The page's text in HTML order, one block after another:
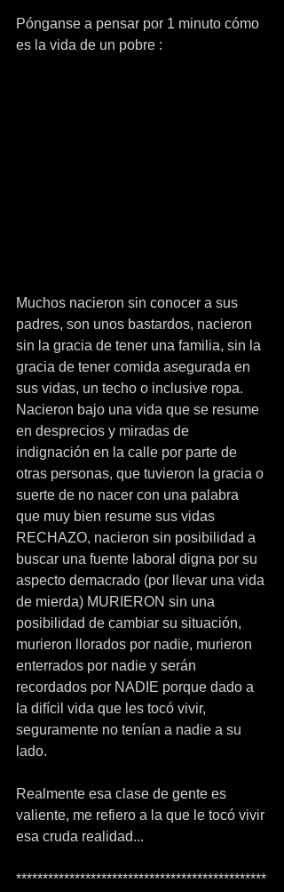
Pónganse a pensar por 1 minuto cómo
es la vida de un pobre :
Muchos nacieron sin conocer a sus
padres, son unos bastardos, nacieron
sin la gracia de tener una familia, sin la
gracia de tener comida asegurada en
sus vidas, un techo o inclusive ropa.
Nacieron bajo una vida que se resume
en desprecios y miradas de
indignación en la calle por parte de
otras personas, que tuvieron la gracia o
suerte de no nacer con una palabra
que muy bien resume sus vidas
RECHAZO, nacieron sin posibilidad a
buscar una fuente laboral digna por su
aspecto demacrado (por llevar una vida
de mierda) MURIERON sin una
posibilidad de cambiar su situación,
murieron llorados por nadie, murieron
enterrados por nadie y serán
recordados por NADIE porque dado a
la difícil vida que les tocó vivir,
seguramente no tenían a nadie a su
lado.
Realmente esa clase de gente es
valiente, me refiero a la que le tocó vivir
esa cruda realidad...
***********************************************